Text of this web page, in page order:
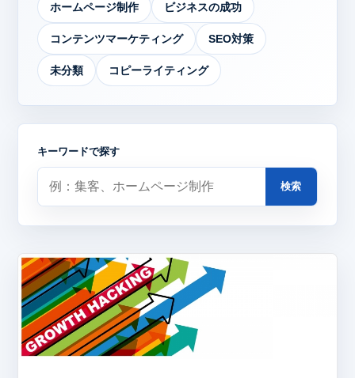
ホームページ制作 ビジネスの成功
コンテンツマーケティング SEO対策
未分類 コピーライティング
キーワードで探す
検索